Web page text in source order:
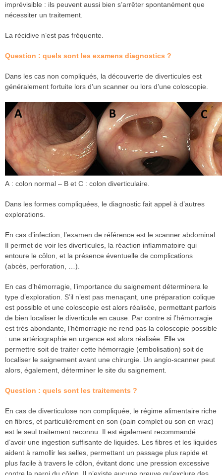
imprévisible : ils peuvent aussi bien s’arrêter spontanément que
nécessiter un traitement.
La récidive n’est pas fréquente.
Question : quels sont les examens diagnostics ?
Dans les cas non compliqués, la découverte de diverticules est
généralement fortuite lors d’un scanner ou lors d’une coloscopie.
A : colon normal – B et C : colon diverticulaire.
Dans les formes compliquées, le diagnostic fait appel à d’autres
explorations.
En cas d’infection, l’examen de référence est le scanner abdominal.
Il permet de voir les diverticules, la réaction inflammatoire qui
entoure le côlon, et la présence éventuelle de complications
(abcès, perforation, …).
En cas d’hémorragie, l’importance du saignement déterminera le
type d’exploration. S’il n’est pas menaçant, une préparation colique
est possible et une coloscopie est alors réalisée, permettant parfois
de bien localiser le diverticule en cause. Par contre si l’hémorragie
est très abondante, l’hémorragie ne rend pas la coloscopie possible
: une artériographie en urgence est alors réalisée. Elle va
permettre soit de traiter cette hémorragie (embolisation) soit de
localiser le saignement avant une chirurgie. Un angio-scanner peut
alors, également, déterminer le site du saignement.
Question : quels sont les traitements ?
En cas de diverticulose non compliquée, le régime alimentaire riche
en fibres, et particulièrement en son (pain complet ou son en vrac)
est le seul traitement reconnu. Il est également recommandé
d’avoir une ingestion suffisante de liquides. Les fibres et les liquides
aident à ramollir les selles, permettant un passage plus rapide et
plus facile à travers le côlon, évitant donc une pression excessive